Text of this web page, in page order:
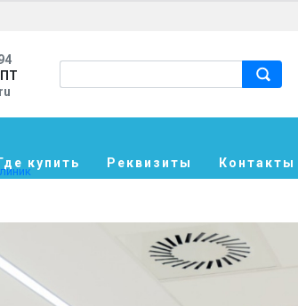
Где купить Реквизиты Контакты